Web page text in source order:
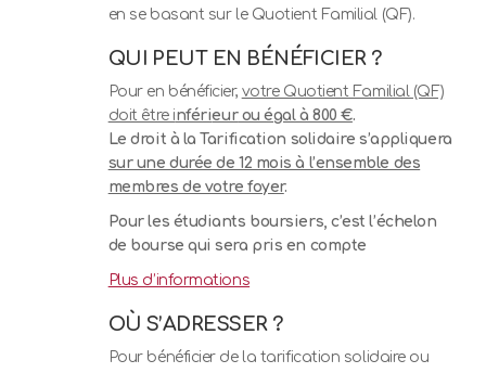
en se basant sur le Quotient Familial (QF).
QUI PEUT EN BÉNÉFICIER ?
Pour en bénéficier, votre Quotient Familial (QF)
doit être inférieurou égal à 800 €.
Le droit à la Tarification solidaire s’appliquera
sur une durée de 12 mois à l’ensemble des
membres de votre foyer.
Pour les étudiants boursiers, c’est l’échelon
de bourse qui sera pris en compte
Plus d’informations
OÙ S’ADRESSER ?
Pour bénéficier de la tarification solidaire ou